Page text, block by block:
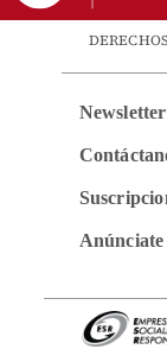
Anúnciate